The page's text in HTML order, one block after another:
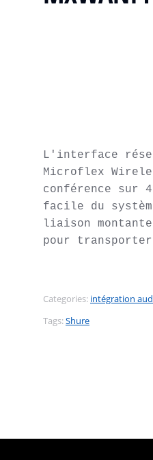
L'interface
Microflex
conférence sur
facile du
liaison
pour
Categories: intégration
Tags:Shure